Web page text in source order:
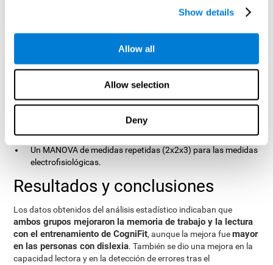
Show details
Allow all
Allow selection
Deny
Análisis estadísticos
resultados:
significativas entre ambos grupos.
Un ANOVA de medidas repetidas (2x3) para cada medida
experimental.
Un MANOVA de medidas repetidas (2x2x3) para las medidas
electrofisiológicas.
Resultados y conclusiones
Los datos obtenidos del análisis estadístico indicaban que
ambos grupos mejoraron la memoria de trabajo y la lectura
con el entrenamiento de CogniFit, aunque la mejora fuemayor
en las personas con dislexia. También se dio una mejora en la
capacidad lectora y en la detección de errores tras el